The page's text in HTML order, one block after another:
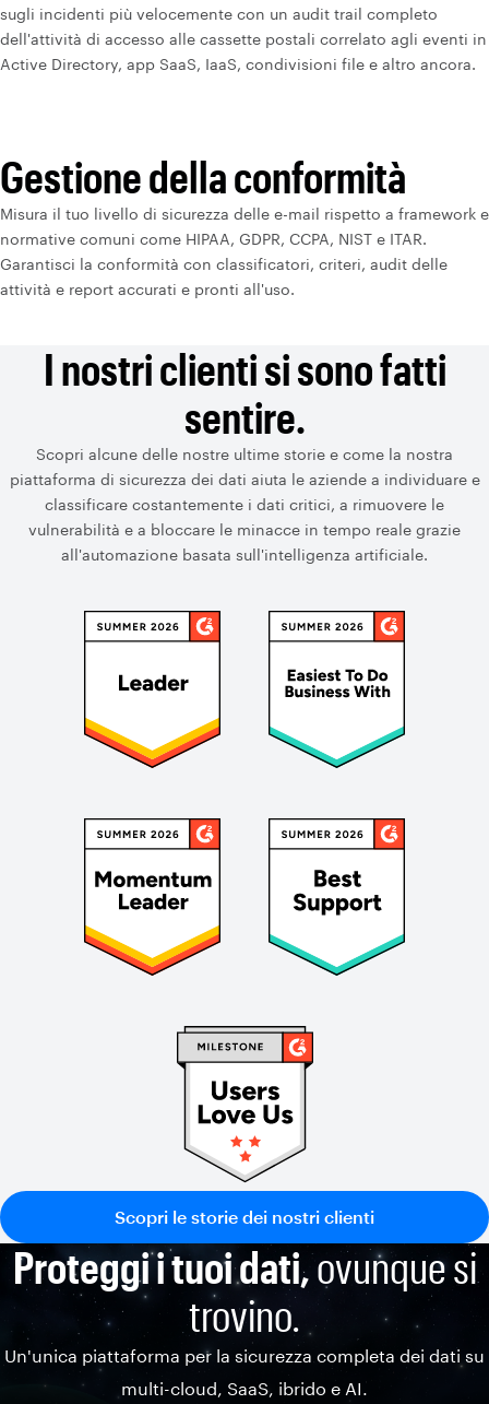
sugli incidenti più velocemente con un audit trail completo
dell'attività di accesso alle cassette postali correlato agli eventi in
Active Directory, app SaaS, IaaS, condivisioni file e altro ancora.
Gestione della conformità
Misura il tuo livello di sicurezza delle e-mail rispetto a framework e
normative comuni come HIPAA, GDPR, CCPA, NIST e ITAR.
Garantisci la conformità con classificatori, criteri, audit delle
attività e report accurati e pronti all'uso.
I nostri clienti si sono fatti
sentire.
Scopri alcune delle nostre ultime storie e come la nostra
piattaforma di sicurezza dei dati aiuta le aziende a individuare e
classificare costantemente i dati critici, a rimuovere le
vulnerabilità e a bloccare le minacce in tempo reale grazie
all'automazione basata sull'intelligenza artificiale.
Scopri le storie dei nostri clienti
Proteggi i tuoi dati,ovunque si
trovino.
Un'unica piattaforma per la sicurezza completa dei dati su
multi-cloud, SaaS, ibrido e AI.